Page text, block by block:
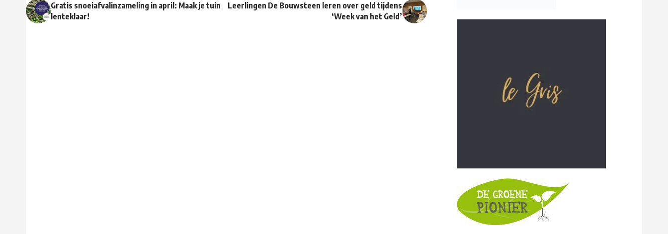
Gratis snoeiafvalinzameling in april: Maak je tuin
lenteklaar!
Leerlingen De Bouwsteen leren over geld tijdens
‘Week van het Geld’